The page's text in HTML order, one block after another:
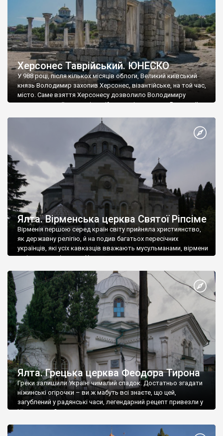
Херсонес Таврійський. ЮНЕСКО
У 988 році, після кількох місяців облоги, Великий київський
князь Володимир захопив Херсонес, візантійське, на той час,
місто. Саме взяття Херсонесу дозволило Володимиру
диктувати свої умови візантійському імператору Василю ІІ, та
Херсонесі Володимир-язичник, став Василем-християнином.
А потім було Хрещення Русі. На честь Херсонесу Таврійського
Ялта. Вірменська церква Святої Ріпсіме
Вірменія першою серед країн світу прийняла християнство,
як державну релігію, й на подив багатьох пересічних
українців, які усіх кавказців вважають мусульманами, вірмени
є відданими вірянами Христа
Ялта. Грецька церква Феодора Тирона
Греки залишили Україні чималий спадок. Достатньо згадати
ніжинські огірочки – ви ж мабуть всі знаєте, що цей,
загублений у радянські часи, легендарний рецепт привезли у
Ніжин греки?